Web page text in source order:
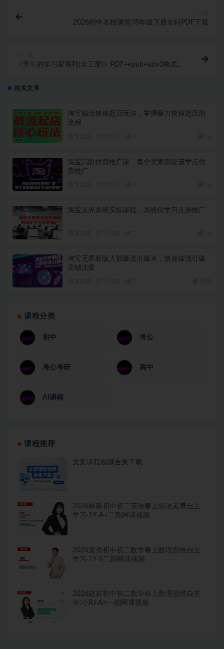
2026初中名校课堂78年级下册全科PDF下载
《天生的学习家系列(全三册)》PDF+epub+azw3格式下
相关文章
淘宝截流快速起店玩法，掌握暴力快速起店的
流程
淘宝高阶付费推广课，每个卖家都应该学点付
费推广
淘宝无界系统实操课程，系统化学习无界推广
淘宝无界新版人群爆流引爆术，快速破流引爆
店铺流量
课程分类
初中 考公
考公考研 高中
AI课程
课程推荐
文案课程视频合集下载
2026林淼初中初二英语春上双语素养自主
学习·TY·A+二期网课视频
2026梁勇初中初二数学春上数理思维自主
学习·TY·S二期网课视频
2026赵岩初中初二数学春上数理思维自主
学习·RJ·A+一期网课视频